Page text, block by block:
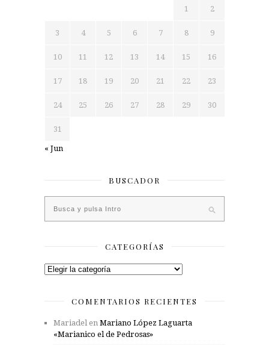
1 2
3 4 5 6 7 8 9
10 11 12 13 14 15 16
17 18 19 20 21 22 23
24 25 26 27 28 29 30
31
« Jun
BUSCADOR
CATEGORÍAS
Categorías
COMENTARIOS RECIENTES
Mariadel en Mariano López Laguarta
«Marianico el de Pedrosas»